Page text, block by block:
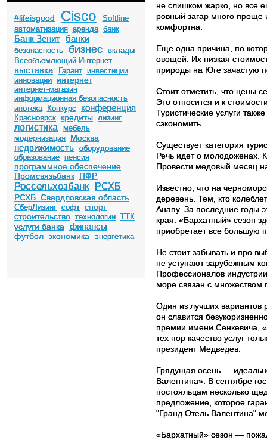
#lifeisgood Cisco
Softline
автоматизация аренда банк
Банк Зенит банки
безопасность бизнес
вклады
Всеобъемлющий Интернет
выставка Гарант инвестиции
инновации
интернет
интернет-магазин
информационная безопасность
ипотека
Конкурс конференция
Красноярск кредиты лизинг
логистика
мебель
модернизация
Москва
недвижимость оборудование
образование пенсия
программное обеспечение
Промсвязьбанк ПФР
Россельхозбанк РСХБ
РСХБ_Свердловская область
СберЛизинг софт спорт
строительство технологии ТТК
услуги банка финансы
футбол экономика энергетика
не слишком жарко, но все
ровный загар много проще
комфортна.
Еще одна причина, по
овощей. Их низкая
природы на Юге зачастую
Стоит отметить, что цены
Это относится и к
Туристические услуги
сэкономить.
Существует категория
Речь идет о молодоженах.
Провести медовый месяц
Известно, что на
деревень. Тем, кто
Анапу. За последние годы
края. «Бархатный» сезон
приобретает все большую
Не стоит забывать и про
не уступают зарубежным
Профессионалов
море связан с множеством
Один из лучших
он славится
премии имени Сенкевича,
тех пор качество услуг
президент Медведев.
Грядущая осень —
Валентина». В сентябре
постояльцам несколько
предложение, которое
"Гранд Отель Валентина"
«Бархатный» сезон —